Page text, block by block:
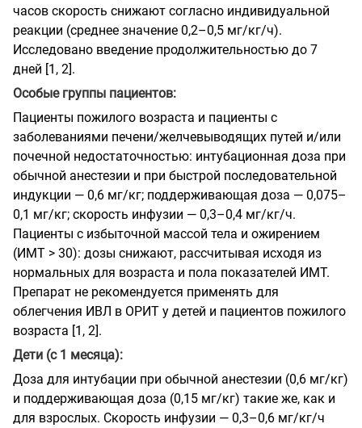
часов скорость снижают согласно индивидуальной
реакции (среднее значение 0,2–0,5 мг/кг/ч).
Исследовано введение продолжительностью до 7
дней [1, 2].
Особые группы пациентов:
Пациенты пожилого возраста и пациенты с
заболеваниями печени/желчевыводящих путей и/или
почечной недостаточностью: интубационная доза при
обычной анестезии и при быстрой последовательной
индукции — 0,6 мг/кг; поддерживающая доза — 0,075–
0,1 мг/кг; скорость инфузии — 0,3–0,4 мг/кг/ч.
Пациенты с избыточной массой тела и ожирением
(ИМТ > 30): дозы снижают, рассчитывая исходя из
нормальных для возраста и пола показателей ИМТ.
Препарат не рекомендуется применять для
облегчения ИВЛ в ОРИТ у детей и пациентов пожилого
возраста [1, 2].
Дети (с 1 месяца):
Доза для интубации при обычной анестезии (0,6 мг/кг)
и поддерживающая доза (0,15 мг/кг) такие же, как и
для взрослых. Скорость инфузии — 0,3–0,6 мг/кг/ч